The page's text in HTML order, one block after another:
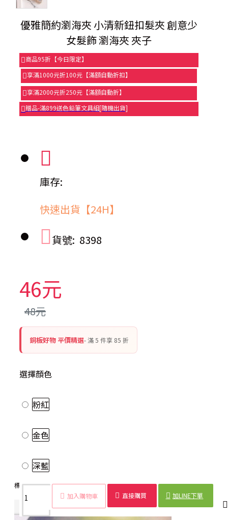
優雅簡約瀏海夾 小清新鈕扣髮夾 創意少
女髮飾 瀏海夾 夾子
商品95折【今日限定】
享滿1000元折100元【滿額自動折扣】
享滿2000元折250元【滿額自動折】
贈品-滿899送色鉛筆文具組[隨機出貨]
庫存:
快速出貨【24H】
貨號: 8398
46元
48元
銅板好物 平價精選- 滿 5 件享 85 折
選擇顏色
粉紅
金色
深藍
加入購物車 直接購買 加LINE下單
標籤： 簡約 瀏海夾 鈕扣 小清新 創意 少女 髮飾 優雅
商品詳情 配送時間